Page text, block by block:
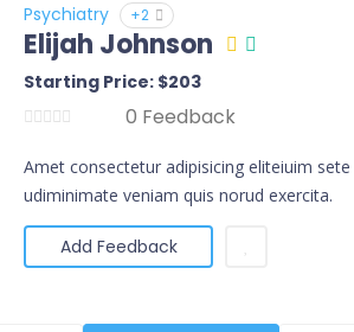
Psychiatry +2
Elijah Johnson
Starting Price: $203
0 Feedback
Amet consectetur adipisicing eliteiuim
udiminimate veniam quis norud exercita.
Add Feedback